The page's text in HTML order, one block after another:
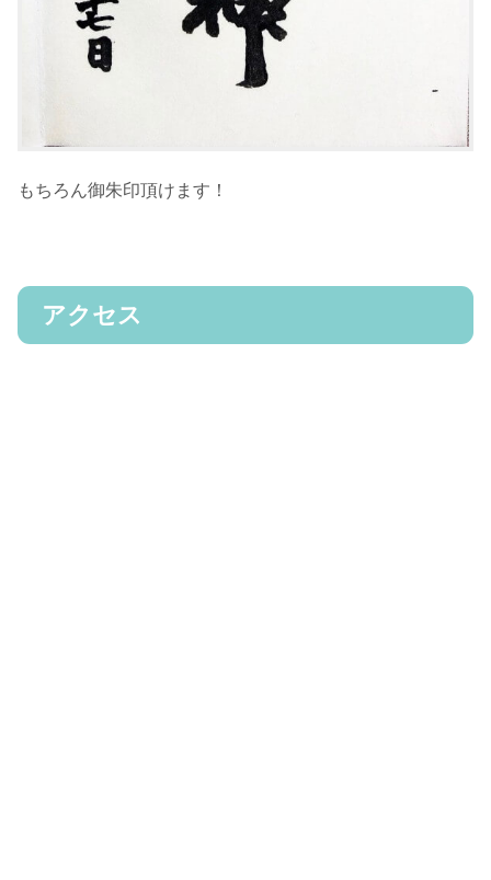
もちろん御朱印頂けます！
アクセス